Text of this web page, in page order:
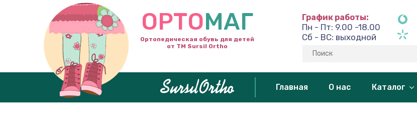
ОРТОМАГ
Ортопедическая обувь для детей
от ТМ Sursil Ortho
График работы:
Пн - Пт: 9.00 -18.00
Сб - ВС: выходной
Главная О нас Каталог